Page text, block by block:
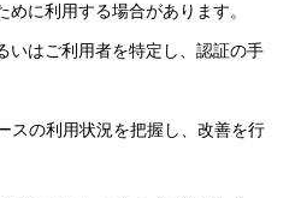
めに利用する場合があります。
はご利用者を特定し、認証の手
の利用状況を把握し、改善を行